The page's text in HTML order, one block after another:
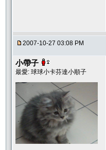
2007-10-27 03:08 PM
小帶子
最愛: 球球小卡芬達小順子